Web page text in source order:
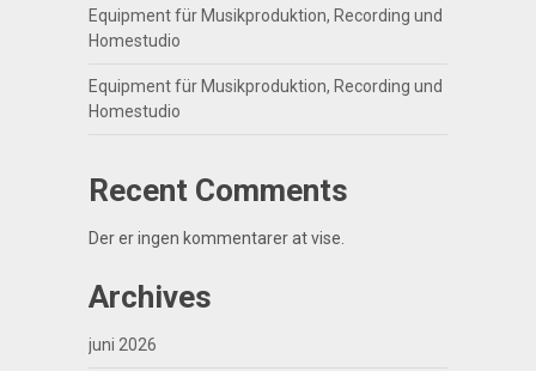
Equipment für Musikproduktion, Recording und
Homestudio
Equipment für Musikproduktion, Recording und
Homestudio
Recent Comments
Der er ingen kommentarer at vise.
Archives
juni 2026